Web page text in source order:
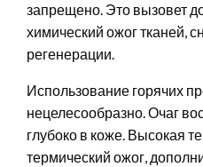
запрещено. Это вызовет
химический ожог тканей,
регенерации.
Использование горячих
нецелесообразно. Очаг
глубоко в коже. Высокая
термический ожог,